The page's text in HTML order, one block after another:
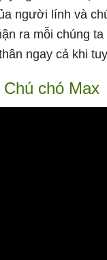
người lính và
ra mỗi chúng
ngay cả khi
chó Max